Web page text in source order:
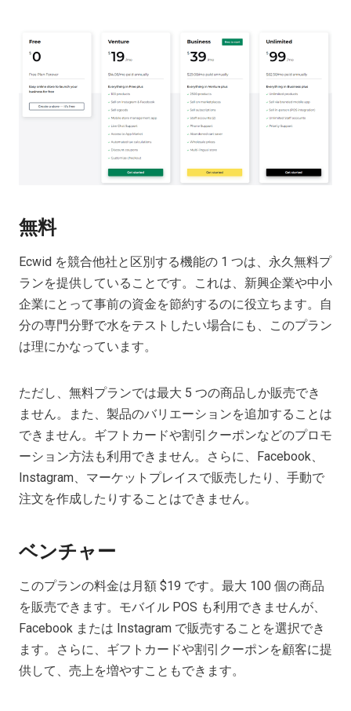
無料
Ecwid を競合他社と区別する機能の 1 つは、永久無料プ
ランを提供していることです。これは、新興企業や中小
企業にとって事前の資金を節約するのに役立ちます。自
分の専門分野で水をテストしたい場合にも、このプラン
は理にかなっています。
ただし、無料プランでは最大 5 つの商品しか販売でき
ません。また、製品のバリエーションを追加することは
できません。ギフトカードや割引クーポンなどのプロモ
ーション方法も利用できません。さらに、Facebook、
Instagram、マーケットプレイスで販売したり、手動で
注文を作成したりすることはできません。
ベンチャー
このプランの料金は月額 $19 です。最大 100 個の商品
を販売できます。モバイル POS も利用できませんが、
Facebook または Instagram で販売することを選択でき
ます。さらに、ギフトカードや割引クーポンを顧客に提
供して、売上を増やすこともできます。